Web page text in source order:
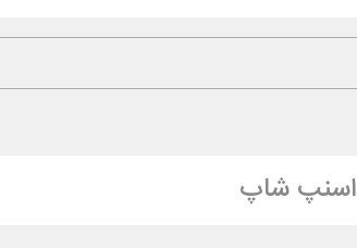
اسنپ شاپ